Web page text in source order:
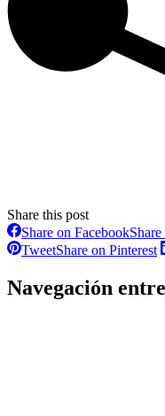
Share this post
Share on Facebook
TweetShare on Pinterest
Navegación